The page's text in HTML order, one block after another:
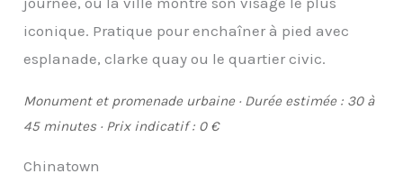
iconique. Pratique pour enchaîner à pied avec
esplanade, clarke quay ou le quartier civic.
Monument et promenade urbaine · Durée estimée : 30 à
45 minutes · Prix indicatif : 0 €
Chinatown